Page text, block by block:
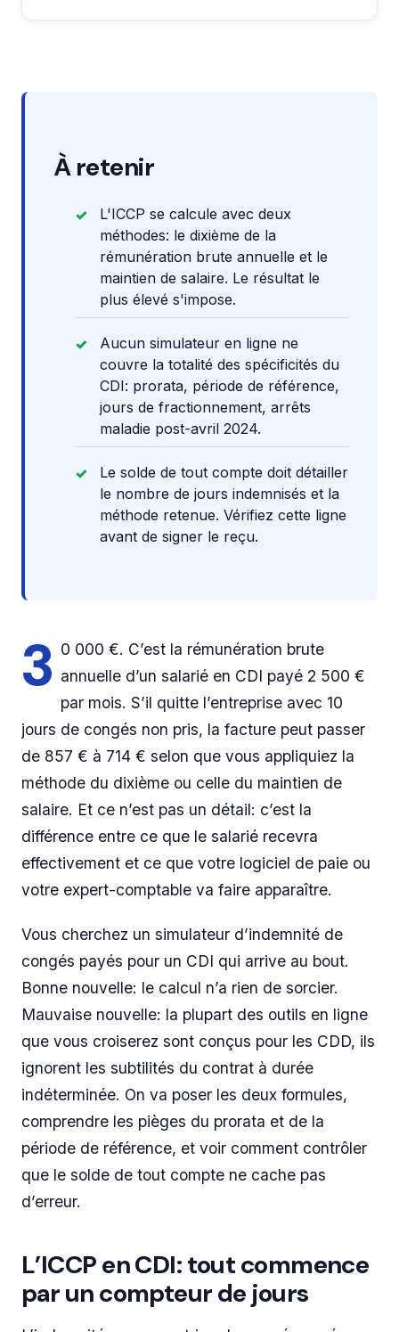
À retenir
L'ICCP se calcule avec deux
méthodes: le dixième de la
rémunération brute annuelle et le
maintien de salaire. Le résultat le
plus élevé s'impose.
Aucun simulateur en ligne ne
couvre la totalité des spécificités du
CDI: prorata, période de référence,
jours de fractionnement, arrêts
maladie post-avril 2024.
Le solde de tout compte doit détailler
le nombre de jours indemnisés et la
méthode retenue. Vérifiez cette ligne
avant de signer le reçu.
3 0 000 €. C’est la rémunération brute
annuelle d’un salarié en CDI payé 2 500 €
par mois. S’il quitte l’entreprise avec 10
jours de congés non pris, la facture peut passer
de 857 € à 714 € selon que vous appliquiez la
méthode du dixième ou celle du maintien de
salaire. Et ce n’est pas un détail: c’est la
différence entre ce que le salarié recevra
effectivement et ce que votre logiciel de paie ou
votre expert-comptable va faire apparaître.
Vous cherchez un simulateur d’indemnité de
congés payés pour un CDI qui arrive au bout.
Bonne nouvelle: le calcul n’a rien de sorcier.
Mauvaise nouvelle: la plupart des outils en ligne
que vous croiserez sont conçus pour les CDD, ils
ignorent les subtilités du contrat à durée
indéterminée. On va poser les deux formules,
comprendre les pièges du prorata et de la
période de référence, et voir comment contrôler
que le solde de tout compte ne cache pas
d’erreur.
L’ICCP en CDI: tout commence
par un compteur de jours